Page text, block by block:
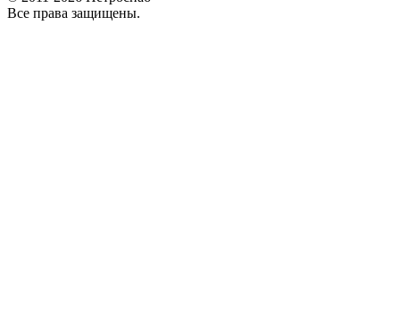
Все права защищены.